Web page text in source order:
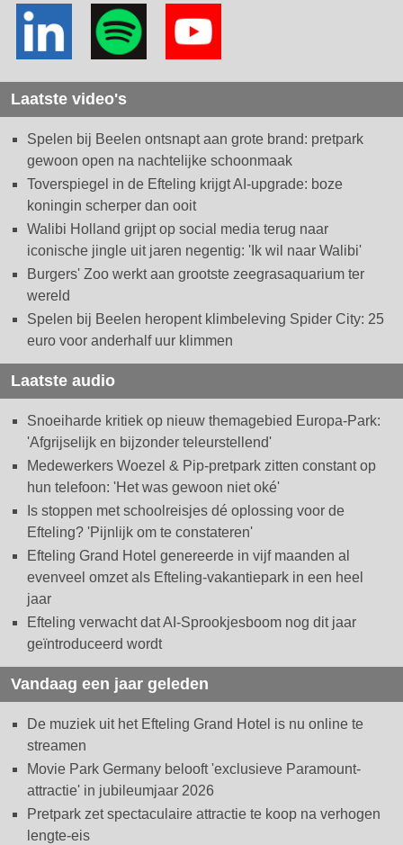
Laatste video's
Spelen bij Beelen ontsnapt aan grote brand: pretpark
gewoon open na nachtelijke schoonmaak
Toverspiegel in de Efteling krijgt AI-upgrade: boze
koningin scherper dan ooit
Walibi Holland grijpt op social media terug naar
iconische jingle uit jaren negentig: 'Ik wil naar Walibi'
Burgers' Zoo werkt aan grootste zeegrasaquarium ter
wereld
Spelen bij Beelen heropent klimbeleving Spider City: 25
euro voor anderhalf uur klimmen
Laatste audio
Snoeiharde kritiek op nieuw themagebied Europa-Park:
'Afgrijselijk en bijzonder teleurstellend'
Medewerkers Woezel & Pip-pretpark zitten constant op
hun telefoon: 'Het was gewoon niet oké'
Is stoppen met schoolreisjes dé oplossing voor de
Efteling? 'Pijnlijk om te constateren'
Efteling Grand Hotel genereerde in vijf maanden al
evenveel omzet als Efteling-vakantiepark in een heel
jaar
Efteling verwacht dat AI-Sprookjesboom nog dit jaar
geïntroduceerd wordt
Vandaag een jaar geleden
De muziek uit het Efteling Grand Hotel is nu online te
streamen
Movie Park Germany belooft 'exclusieve Paramount-
attractie' in jubileumjaar 2026
Pretpark zet spectaculaire attractie te koop na verhogen
lengte-eis